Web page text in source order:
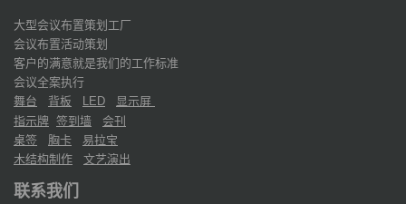
大型会议布置策划工厂
会议布置活动策划
客户的满意就是我们的工作标准
会议全案执行
舞台
背板 LED
显示屏
指示牌 签到墙
会刊
桌签
胸卡
易拉宝
木结构制作
文艺演出
联系我们